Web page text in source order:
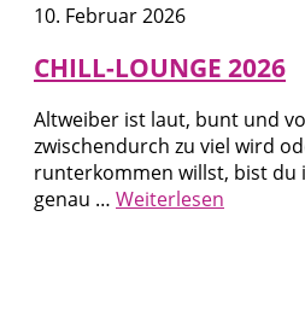
10. Februar 2026
CHILL-LOUNGE 2026
Altweiber ist laut, bunt und
zwischendurch zu viel wird
runterkommen willst, bist du
genau … Weiterlesen